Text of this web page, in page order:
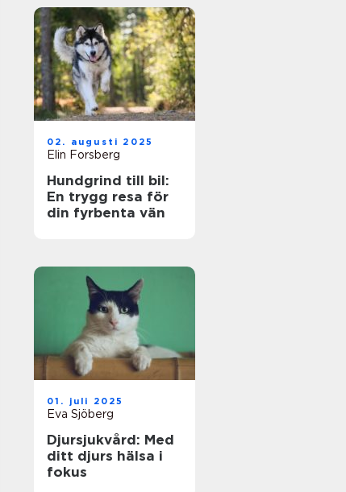
02. augusti 2025
Elin Forsberg
Hundgrind till bil:
En trygg resa för
din fyrbenta vän
01. juli 2025
Eva Sjöberg
Djursjukvård: Med
ditt djurs hälsa i
fokus